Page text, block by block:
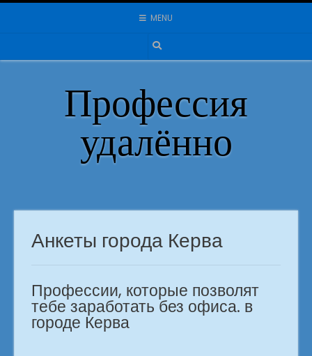
Skip
MENU
Профессия
удалённо
Анкеты города Керва
Профессии, которые позволят
тебе заработать без офиса. в
городе Керва